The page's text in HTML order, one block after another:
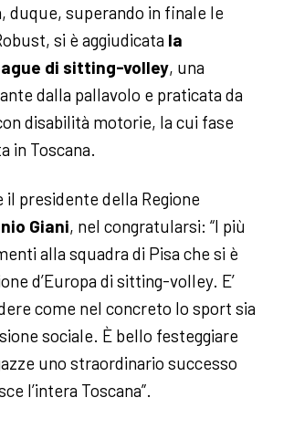
duque, superando in finale le
si è aggiudicata la
di sitting-volley, una
dalla pallavolo e praticata da
disabilità motorie, la cui fase
in Toscana.
il presidente della Regione
Giani, nel congratularsi: “I più
alla squadra di Pisa che si è
d’Europa di sitting-volley. E’
come nel concreto lo sport sia
sociale. È bello festeggiare
uno straordinario successo
l’intera Toscana”.